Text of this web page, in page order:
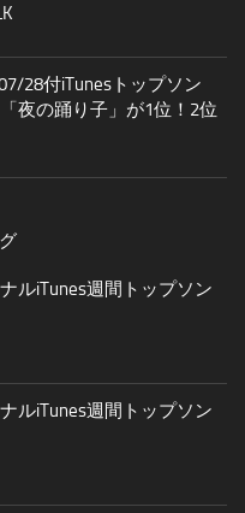
28付iTunesトップソン
夜の踊り子」が1位！2位
ルiTunes週間トップソン
ルiTunes週間トップソン